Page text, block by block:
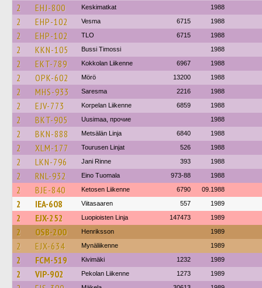
2 EHJ-800 Keskimatkat 1988
2 EHP-102 Vesma 6715 1988
2 EHP-102 TLO 6715 1988
2 KKN-105 Bussi Timossi 1988
2 EKT-789 Kokkolan Liikenne 6967 1988
2 OPK-602 Mörö 13200 1988
2 MHS-933 Saresma 2216 1988
2 EJV-773 Korpelan Liikenne 6859 1988
2 BKT-905 Uusimaa, прочие 1988
2 BKN-888 Metsälän Linja 6840 1988
2 XLM-177 Tourusen Linjat 526 1988
2 LKN-796 Jani Rinne 393 1988
2 RNL-932 Eino Tuomala 973-88 1988
2 BJE-840 Ketosen Liikenne 6790 09.1988
2 IEA-608 Viitasaaren 557 1989
2 EJX-252 Luopioisten Linja 147473 1989
2 OSB-200 Henriksson 1989
2 EJX-634 Mynäliikenne 1989
2 FCM-519 Kivimäki 1232 1989
2 VIP-902 Pekolan Liikenne 1273 1989